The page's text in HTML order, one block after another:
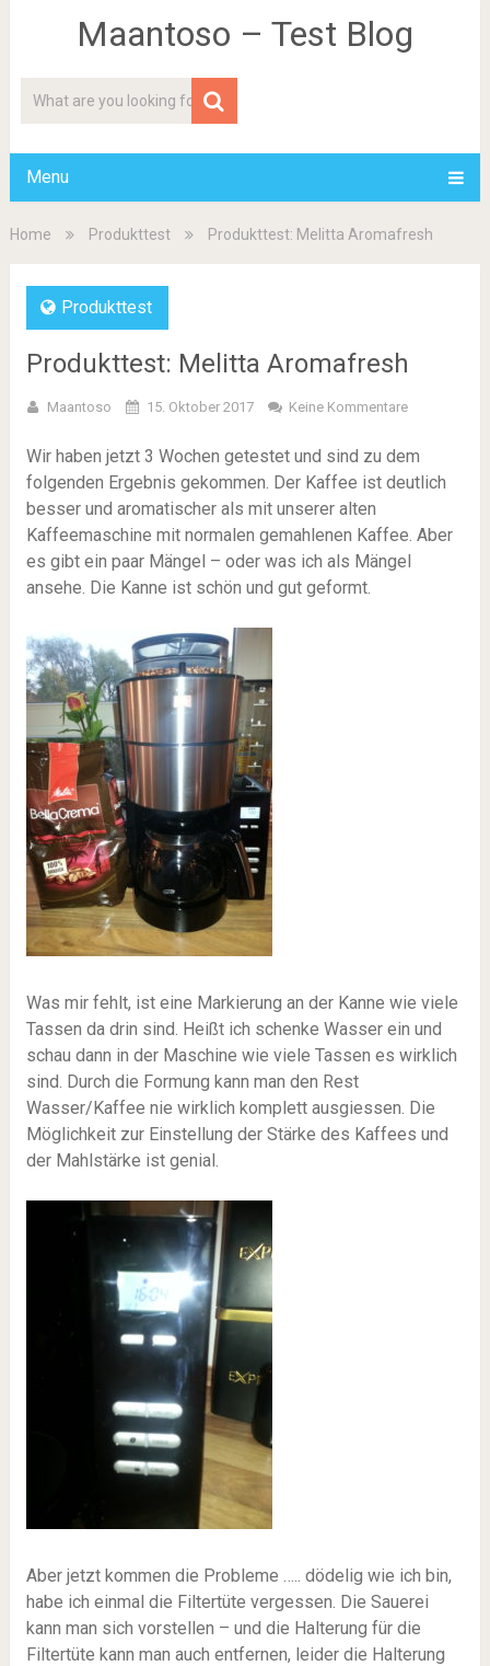
Maantoso – Test Blog
Menu
Home Produkttest Produkttest: Melitta Aromafresh
Produkttest
Produkttest: Melitta Aromafresh
Maantoso 15. Oktober 2017 Keine Kommentare
Wir haben jetzt 3 Wochen getestet und sind zu dem
folgenden Ergebnis gekommen. Der Kaffee ist deutlich
besser und aromatischer als mit unserer alten
Kaffeemaschine mit normalen gemahlenen Kaffee. Aber
es gibt ein paar Mängel – oder was ich als Mängel
ansehe. Die Kanne ist schön und gut geformt.
Was mir fehlt, ist eine Markierung an der Kanne wie viele
Tassen da drin sind. Heißt ich schenke Wasser ein und
schau dann in der Maschine wie viele Tassen es wirklich
sind. Durch die Formung kann man den Rest
Wasser/Kaffee nie wirklich komplett ausgiessen. Die
Möglichkeit zur Einstellung der Stärke des Kaffees und
der Mahlstärke ist genial.
Aber jetzt kommen die Probleme ….. dödelig wie ich bin,
habe ich einmal die Filtertüte vergessen. Die Sauerei
kann man sich vorstellen – und die Halterung für die
Filtertüte kann man auch entfernen, leider die Halterung